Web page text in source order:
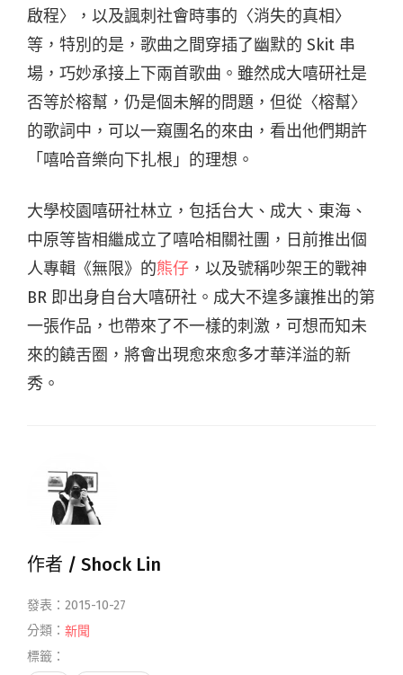
啟程〉，以及諷刺社會時事的〈消失的真相〉
等，特別的是，歌曲之間穿插了幽默的 Skit 串
場，巧妙承接上下兩首歌曲。雖然成大嘻研社是
否等於榕幫，仍是個未解的問題，但從〈榕幫〉
的歌詞中，可以一窺團名的來由，看出他們期許
「嘻哈音樂向下扎根」的理想。
大學校園嘻研社林立，包括台大、成大、東海、
中原等皆相繼成立了嘻哈相關社團，日前推出個
人專輯《無限》的熊仔 ，以及號稱吵架王的戰神
BR 即出身自台大嘻研社。成大不遑多讓推出的第
一張作品，也帶來了不一樣的刺激，可想而知未
來的饒舌圈，將會出現愈來愈多才華洋溢的新
秀。
作者 / Shock Lin
發表：2015-10-27
分類： 新聞
標籤：